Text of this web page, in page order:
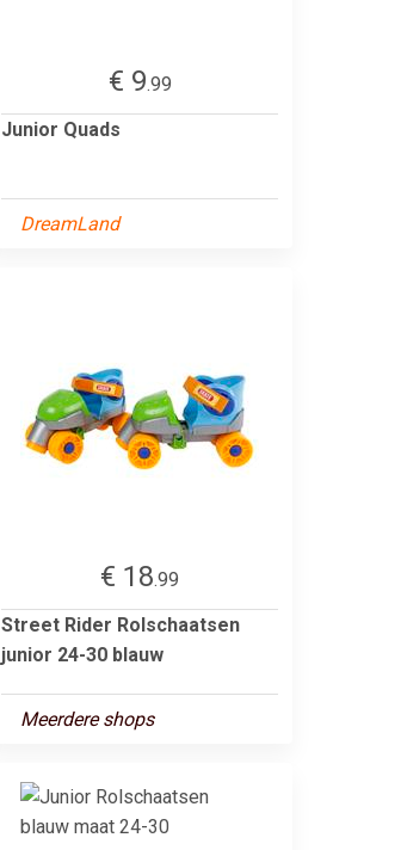
€ 9.99
Junior Quads
DreamLand
€ 18.99
Street Rider Rolschaatsen
junior 24-30 blauw
Meerdere shops